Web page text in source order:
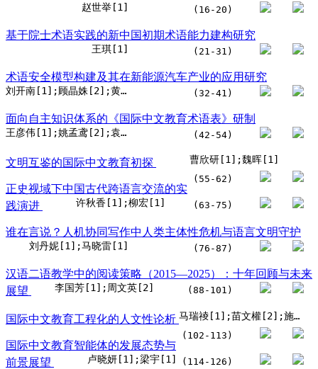
赵世举[1] (16-20)
基于院士术语实践的新中国初期术语能力建构研究
王琪[1] (21-31)
术语安全模型构建及其在新能源汽车产业的应用研究
刘开南[1];顾晶姝[2];黄广乾[1] (32-41)
面向自主知识体系的《国际中文教育术语表》研制
王彦伟[1];姚孟鸢[2];袁礼[3] (42-54)
文明互鉴的国际中文教育初探 曹欣研[1];魏晖[1]
(55-62)
正史视域下中国古代跨语言交流的实
践演进
许秋香[1];柳宏[1] (63-75)
谁在言说？人机协同写作中人类主体性危机与语言文明守护
刘丹妮[1];马晓雷[1] (76-87)
汉语二语教学中的阅读策略（2015—2025）：十年回顾与未来
展望
李国芳[1];周文英[2] (88-101)
国际中文教育工程化的人文性论析 马瑞祾[1];苗文權[2];施春宏[2]
(102-113)
国际中文教育智能体的发展态势与
前景展望
卢晓妍[1];梁宇[1] (114-126)